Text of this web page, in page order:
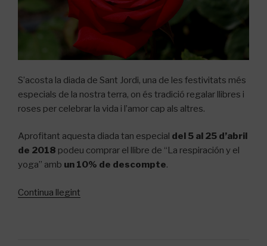
S’acosta la diada de Sant Jordi, una de les festivitats més
especials de la nostra terra, on és tradició regalar llibres i
roses per celebrar la vida i l’amor cap als altres.
Aprofitant aquesta diada tan especial del 5 al 25 d’abril
de 2018 podeu comprar el llibre de “La respiración y el
yoga” amb un 10% de descompte.
Continua llegint